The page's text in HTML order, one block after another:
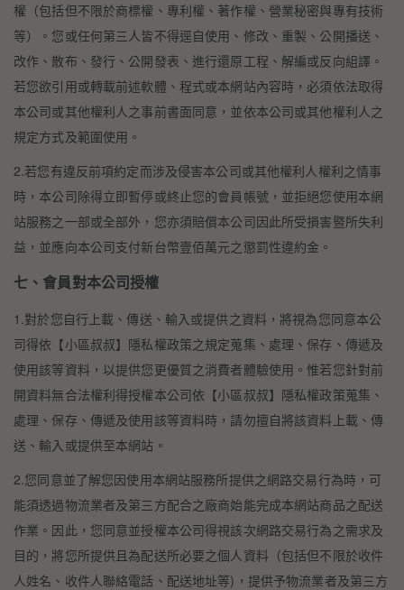
權（包括但不限於商標權、專利權、著作權、營業秘密與專有技術
等）。您或任何第三人皆不得逕自使用、修改、重製、公開播送、
改作、散布、發行、公開發表、進行還原工程、解編或反向組譯。
若您欲引用或轉載前述軟體、程式或本網站內容時，必須依法取得
本公司或其他權利人之事前書面同意，並依本公司或其他權利人之
規定方式及範圍使用。
2.若您有違反前項約定而涉及侵害本公司或其他權利人權利之情事
時，本公司除得立即暫停或終止您的會員帳號，並拒絕您使用本網
站服務之一部或全部外，您亦須賠償本公司因此所受損害暨所失利
益，並應向本公司支付新台幣壹佰萬元之懲罰性違約金。
七、會員對本公司授權
1.對於您自行上載、傳送、輸入或提供之資料，將視為您同意本公
司得依【小區叔叔】隱私權政策之規定蒐集、處理、保存、傳遞及
使用該等資料，以提供您更優質之消費者體驗使用。惟若您針對前
開資料無合法權利得授權本公司依【小區叔叔】隱私權政策蒐集、
處理、保存、傳遞及使用該等資料時，請勿擅自將該資料上載、傳
送、輸入或提供至本網站。
2.您同意並了解您因使用本網站服務所提供之網路交易行為時，可
能須透過物流業者及第三方配合之廠商始能完成本網站商品之配送
作業。因此，您同意並授權本公司得視該次網路交易行為之需求及
目的，將您所提供且為配送所必要之個人資料（包括但不限於收件
人姓名、收件人聯絡電話、配送地址等)，提供予物流業者及第三方